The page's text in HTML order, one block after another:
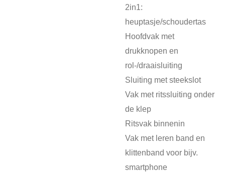
2in1:
heuptasje/schoudertas
Hoofdvak met
drukknopen en
rol-/draaisluiting
Sluiting met steekslot
Vak met ritssluiting onder
de klep
Ritsvak binnenin
Vak met leren band en
klittenband voor bijv.
smartphone